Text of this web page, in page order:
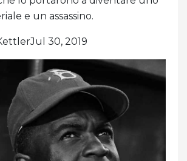
e un assassino.
30, 2019